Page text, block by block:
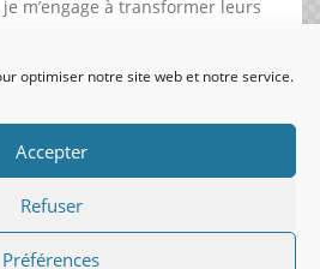
optimiser notre site web et notre service.
Accepter
Refuser
Préférences
m’engage à transformer leurs